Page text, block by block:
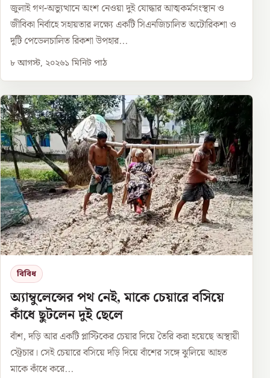
জুলাই গণ-অভ্যুত্থানে অংশ নেওয়া দুই যোদ্ধার আত্মকর্মসংস্থান ও
জীবিকা নির্বাহে সহায়তার লক্ষ্যে একটি সিএনজিচালিত অটোরিকশা ও
দুটি পেডেলচালিত রিকশা উপহার...
৮ আগস্ট, ২০২৬১ মিনিট পাঠ
বিবিধ
অ্যাম্বুলেন্সের পথ নেই, মাকে চেয়ারে বসিয়ে
কাঁধে ছুটলেন দুই ছেলে
বাঁশ, দড়ি আর একটি প্লাস্টিকের চেয়ার দিয়ে তৈরি করা হয়েছে অস্থায়ী
স্ট্রেচার। সেই চেয়ারে বসিয়ে দড়ি দিয়ে বাঁশের সঙ্গে ঝুলিয়ে আহত
মাকে কাঁধে করে...